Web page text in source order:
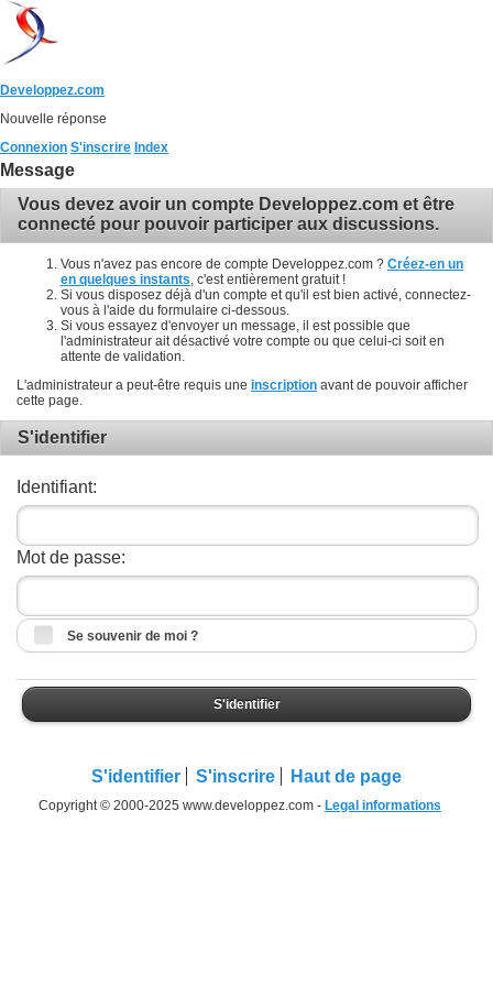
Developpez.com
Nouvelle réponse
Connexion S'inscrire Index
Message
Vous devez avoir un compte Developpez.com et être
connecté pour pouvoir participer aux discussions.
Vous n'avez pas encore de compte Developpez.com ? Créez-en un
en quelques instants , c'est entièrement gratuit !
Si vous disposez déjà d'un compte et qu'il est bien activé, connectez-
vous à l'aide du formulaire ci-dessous.
Si vous essayez d'envoyer un message, il est possible que
l'administrateur ait désactivé votre compte ou que celui-ci soit en
attente de validation.
L'administrateur a peut-être requis une inscription avant de pouvoir afficher
cette page.
S'identifier
Identifiant:
Mot de passe:
Se souvenir de moi ?
S'identifier
S'identifier S'inscrire Haut de page
Copyright © 2000-2025 www.developpez.com - Legal informations